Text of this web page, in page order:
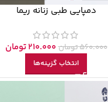
دمپایی طبی زنانه ریما
560.000تومان 210.000تومان
انتخاب گزینه‌ها